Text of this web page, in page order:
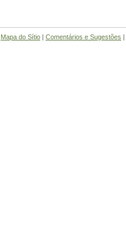
Mapa do Sítio | Comentários e Sugestões |